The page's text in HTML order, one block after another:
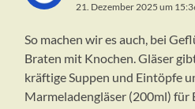
21. Dezember 2025 um
So machen wir es auch, bei
Braten mit Knochen. Gläser
kräftige Suppen und Eintöpfe
Marmeladengläser (200ml) für